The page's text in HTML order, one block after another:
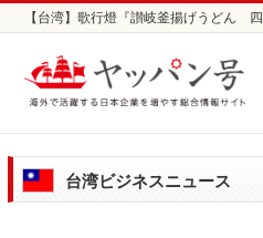
【台湾】歌行燈『讃岐釜揚げうどん
台湾ビジネスニュース